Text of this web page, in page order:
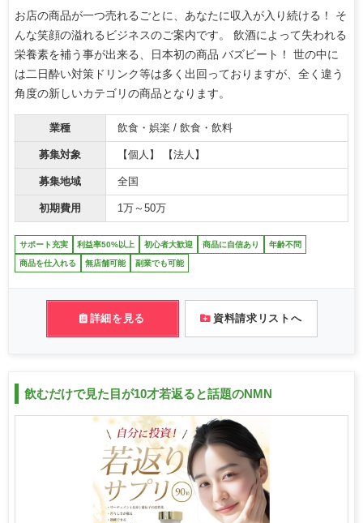
お店の商品が一つ売れるごとに、あなたに収入が入り続ける！ そ
んな笑顔の溢れるビジネスのご案内です。 飲酒によって失われる
栄養素を補う事が出来る、日本初の商品 バズビート！ 世の中に
は二日酔い対策ドリンク等は多く出回っておりますが、全く違う
角度の新しいカテゴリの商品となります。
業種 飲食・娯楽 / 飲食・飲料
募集対象 【個人】 【法人】
募集地域 全国
初期費用 1万～50万
サポート充実 利益率50%以上 初心者大歓迎 商品に自信あり 年齢不問
商品を仕入れる 無店舗可能 副業でも可能
詳細を見る 資料請求リストへ
飲むだけで見た目が10才若返ると話題のNMN